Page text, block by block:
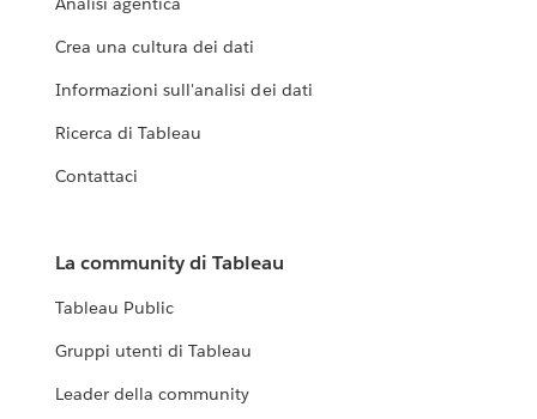
Crea una cultura dei dati
Informazioni sull'analisi dei dati
Ricerca di Tableau
Contattaci
La community di Tableau
Tableau Public
Gruppi utenti di Tableau
Leader della community